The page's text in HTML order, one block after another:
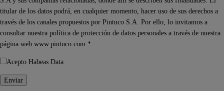
titular de los datos podrá, en cualquier momento, hacer uso de sus derechos a
través de los canales propuestos por Pintuco S.A. Por ello, lo invitamos a
consultar nuestra política de protección de datos personales a través de nuestra
página web www.pintuco.com.*
Acepto Habeas Data